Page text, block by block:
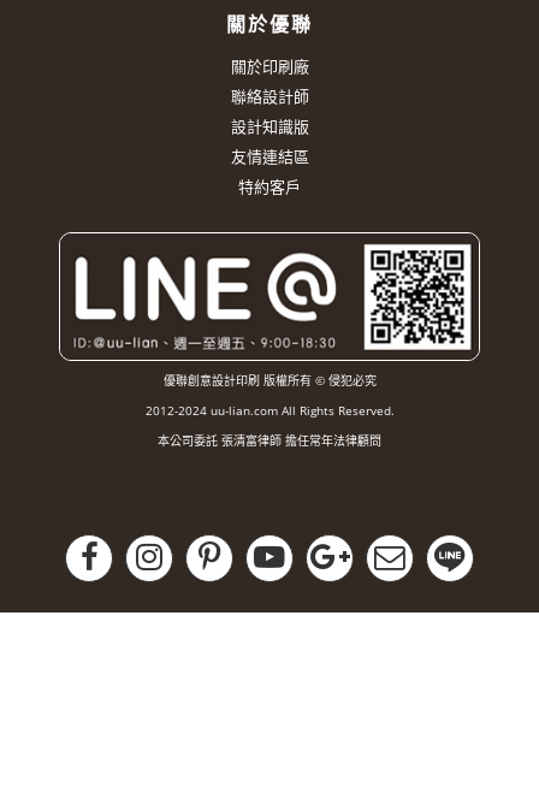
關於優聯
關於印刷廠
聯絡設計師
設計知識版
友情連結區
特約客戶
優聯創意設計印刷 版權所有 © 侵犯必究
2012-2024 uu-lian.com All Rights Reserved.
本公司委託 張清富律師 擔任常年法律顧問